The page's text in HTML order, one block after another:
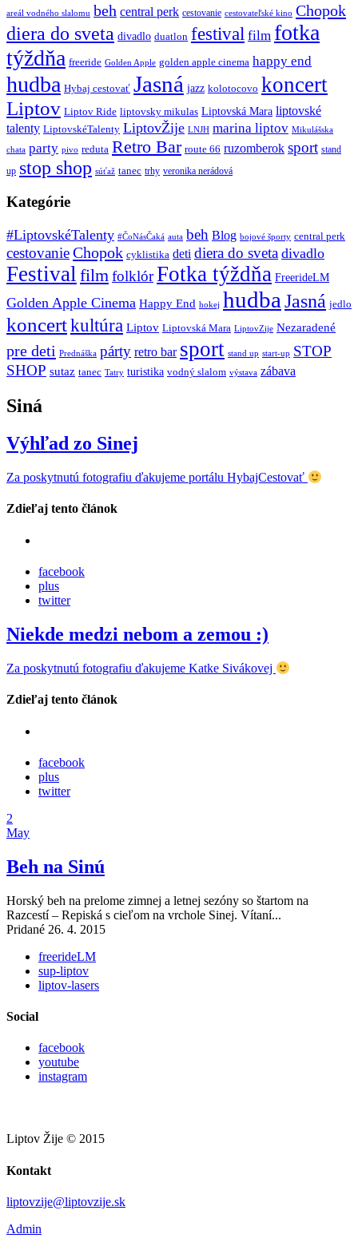
areál vodného slalomu beh central perk cestovanie cestovateľské kino Chopok
diera do sveta divadlo duatlon festival film fotka
týždňa freeride Golden Apple golden apple cinema happy end
hudba Hybaj cestovať Jasná jazz kolotocovo koncert
Liptov Liptov Ride liptovsky mikulas Liptovská Mara liptovské
talenty LiptovskéTalenty LiptovŽije LNJH marina liptov Mikulášska
chata party pivo reduta Retro Bar route 66 ruzomberok sport stand
up stop shop súťaž tanec trhy veronika nerádová
Kategórie
#LiptovskéTalenty #ČoNásČaká auta beh Blog bojové športy central perk
cestovanieChopok cyklistika deti diera do sveta divadlo
Festival filmfolklórFotka týždňa FreerideLM
Golden Apple Cinema Happy End hokej hudba Jasná jedlo
koncertkultúra Liptov Liptovská Mara LiptovZije Nezaradené
pre deti Prednáška párty retro bar sport stand up start-up STOP
SHOP sutaz tanec Tatry turistika vodný slalom výstava zábava
Siná
Výhľad zo Sinej
Za poskytnutú fotografiu ďakujeme portálu HybajCestovať
Zdieľaj tento článok
facebook
plus
twitter
Niekde medzi nebom a zemou :)
Za poskytnutú fotografiu ďakujeme Katke Sivákovej
Zdieľaj tento článok
facebook
plus
twitter
2
May
Beh na Sinú
Horský beh na prelome zimnej a letnej sezóny so štartom na
Razcestí – Repiská s cieľom na vrchole Sinej. Vítaní...
Pridané 26. 4. 2015
freerideLM
sup-liptov
liptov-lasers
Social
facebook
youtube
instagram
Liptov Žije © 2015
Kontakt
liptovzije@liptovzije.sk
Admin